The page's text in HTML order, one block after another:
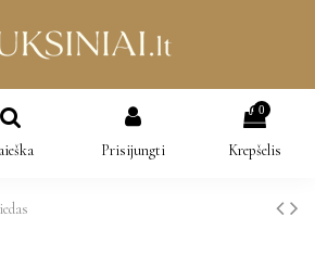
Prisijungti
0
Krepšelis